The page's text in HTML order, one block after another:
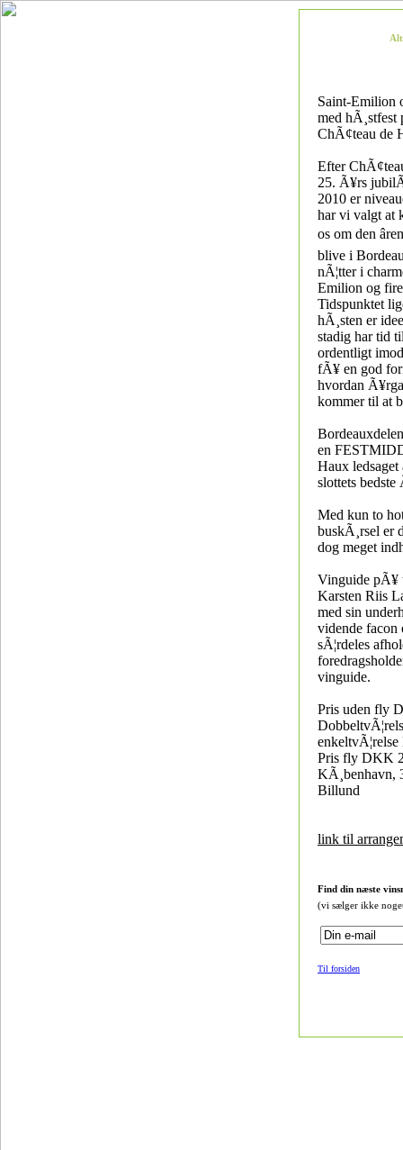
Saint-Emilion
med hÃ¸stfest
ChÃ¢teau de
Efter
25. Ã¥rs
2010 er
har vi valgt at
os om den
blive i
nÃ¦tter i
Emilion og
Tidspunktet
hÃ¸sten er
stadig har tid
ordentligt
fÃ¥ en god
hvordan
kommer til at
en
Haux ledsaget
slottets bedste
Med kun to
buskÃ¸rsel er
dog meget
Vinguide pÃ¥
Karsten Riis
med sin
vidende facon
sÃ¦rdeles
vinguide.
Pris uden fly
Pris fly DKK
KÃ¸benhavn,
Billund
link til
Find din næste
(vi sælger ikke
Til forsiden